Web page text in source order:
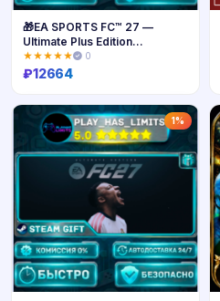
Купить
🎁EA SPORTS FC™ 27 —
Ultimate Plus Edition
*RU/BY/UA/СНГ Steam Auto
★★★★★ 0
₽12664
1%